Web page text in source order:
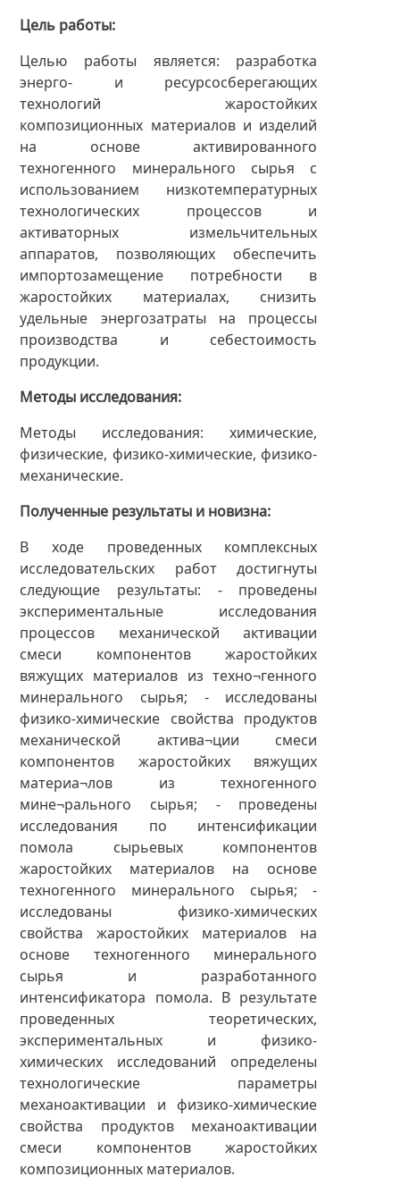
Цель работы
Целью работы является: разработка
энерго- и ресурсосберегающих
технологий жаростойких
композиционных материалов и изделий
на основе активированного
техногенного минерального сырья с
использованием низкотемпературных
технологических процессов и
активаторных измельчительных
аппаратов, позволяющих обеспечить
импортозамещение потребности в
жаростойких материалах, снизить
удельные энергозатраты на процессы
производства и себестоимость
продукции.
Методы исследования
Методы исследования: химические,
физические, физико-химические, физико-
механические.
Полученные результаты и новизна
В ходе проведенных комплексных
исследовательских работ достигнуты
следующие результаты: - проведены
экспериментальные исследования
процессов механической активации
смеси компонентов жаростойких
вяжущих материалов из техно¬генного
минерального сырья; - исследованы
физико-химические свойства продуктов
механической актива¬ции смеси
компонентов жаростойких вяжущих
материа¬лов из техногенного
мине¬рального сырья; - проведены
исследования по интенсификации
помола сырьевых компонентов
жаростойких материалов на основе
техногенного минерального сырья; -
исследованы физико-химических
свойства жаростойких материалов на
основе техногенного минерального
сырья и разработанного
интенсификатора помола. В результате
проведенных теоретических,
экспериментальных и физико-
химических исследований определены
технологические параметры
механоактивации и физико-химические
свойства продуктов механоактивации
смеси компонентов жаростойких
композиционных материалов.